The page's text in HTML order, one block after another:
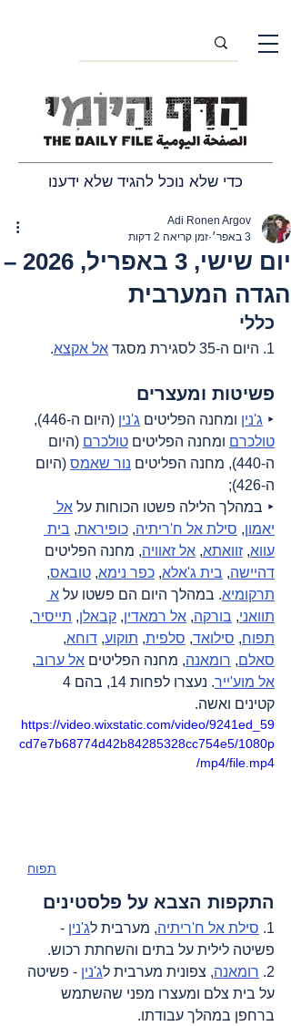
כדי שלא נוכל להגיד שלא ידענו
יום שישי, 3 באפריל, 2026 –
הגדה המערבית
Adi Ronen Argov
3 באפר׳
זמן קריאה 2 דקות
כללי
1. היום ה-35 לסגירת מסגד אל אקצא.
פשיטות ומעצרים
‣ ג'נין ומחנה הפליטים ג'נין (היום ה-446),
טולכרם ומחנה הפליטים טולכרם (היום
ה-440), מחנה הפליטים
נור שאמס (היום
ה-426);
‣ במהלך הלילה פשטו הכוחות על אל
יאמון, סילת אל ח'ריתיה, כופיראת, בית
עווא, זוואתא, אל זאוויה, מחנה הפליטים
דהיישה, בית ג'אלא, כפר נימא, טובאס,
תרקומיא. במהלך היום הם פשטו על א
תוואני, בורקה, אל רמאדין, קבאלן, תייסיר,
תפוח, סילואד, סלפית, תוקוע, דוחא,
סאלם, רומאנה, מחנה הפליטים אל ערוב,
אל מוע'ייר
קטינים ואשה.
https://video.wixstatic.com/video/9241ed_59
cd7e7b68774d42b84285328cc754e5/1080p
/mp4/file.mp4
תפוח
התקפות הצבא על פלסטינים
1. סילת אל ח'ריתיה, מערבית לג'נין -
פשיטה לילית על בתים והשחתת רכוש.
2. רומאנה, צפונית מערבית לג'נין - פשיטה
על בית צלם ומעצרו מפני שהשתמש
ברחפן במהלך עבודתו.